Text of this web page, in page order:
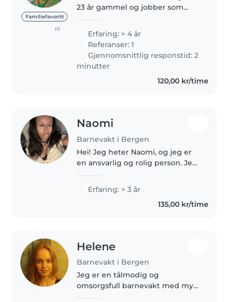
Familiefavoritt
(3)
23 år gammel og jobber som
pediatrisk grunnleggende
livreddende førstehjelp, samt
utdanning innen
autismespekterforstyrrelser,..
Erfaring: > 4 år
Referanser: 1
Gjennomsnittlig responstid: 2
minutter
120,00 kr/time
Naomi
Barnevakt i Bergen
Hei! Jeg heter Naomi, og jeg er
en ansvarlig og rolig person. Jeg
interesse for å hjelpe familier
med barnepass. Jeg er tålmodig,
Erfaring: > 3 år
135,00 kr/time
Helene
Barnevakt i Bergen
Jeg er en tålmodig og
omsorgsfull barnevakt med mye